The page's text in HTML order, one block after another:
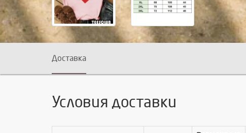
Доставка
Условия доставки